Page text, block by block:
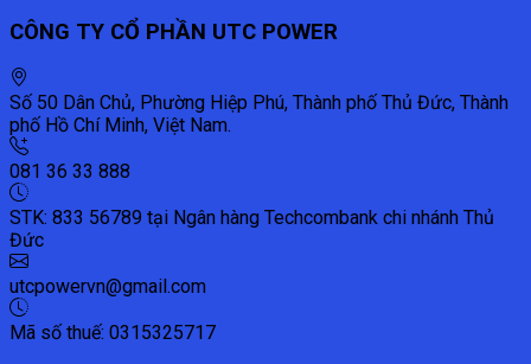
CÔNG TY CỔ PHẦN UTC POWER
Số 50 Dân Chủ, Phường Hiệp Phú, Thành phố Thủ Đức, Thành
phố Hồ Chí Minh, Việt Nam.
081 36 33 888
STK: 833 56789 tại Ngân hàng Techcombank chi nhánh Thủ
Đức
utcpowervn@gmail.com
Mã số thuế: 0315325717